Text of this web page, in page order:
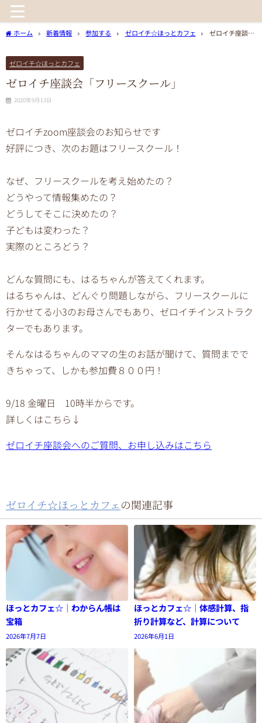
ホーム 新着情報 参加する ゼロイチ☆ほっとカフェ
ゼロイチ座談会
ゼロイチ☆ほっとカフェ
ゼロイチ座談会「フリースクール」
2020年9月13日
ゼロイチzoom座談会のお知らせです
好評につき、次のお題はフリースクール！
なぜ、フリースクールを考え始めたの？
どうやって情報集めたの？
どうしてそこに決めたの？
子どもは変わった？
実際のところどう？
どんな質問にも、はるちゃんが答えてくれます。
はるちゃんは、どんぐり問題しながら、フリースクールに
行かせてる小3のお母さんでもあり、ゼロイチインストラク
ターでもあります。
そんなはるちゃんのママの生のお話が聞けて、質問までで
きちゃって、しかも参加費８００円！
9/18 金曜日 10時半からです。
詳しくはこちら↓
ゼロイチ座談会へのご質問、お申し込みはこちら
ゼロイチ☆ほっとカフェの関連記事
ほっとカフェ☆｜わからん帳は
宝箱
2026年7月7日
ほっとカフェ☆｜体感計算、指
折り計算など、計算について
2026年6月1日